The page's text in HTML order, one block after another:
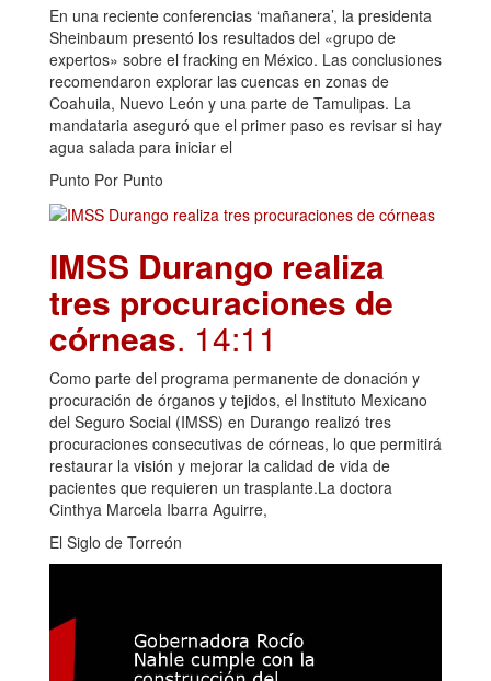
En una reciente conferencias ‘mañanera’, la presidenta
Sheinbaum presentó los resultados del «grupo de
expertos» sobre el fracking en México. Las conclusiones
recomendaron explorar las cuencas en zonas de
Coahuila, Nuevo León y una parte de Tamulipas. La
mandataria aseguró que el primer paso es revisar si hay
agua salada para iniciar el
Punto Por Punto
IMSS Durango realiza
tres procuraciones de
córneas. 14:11
Como parte del programa permanente de donación y
procuración de órganos y tejidos, el Instituto Mexicano
del Seguro Social (IMSS) en Durango realizó tres
procuraciones consecutivas de córneas, lo que permitirá
restaurar la visión y mejorar la calidad de vida de
pacientes que requieren un trasplante.La doctora
Cinthya Marcela Ibarra Aguirre,
El Siglo de Torreón